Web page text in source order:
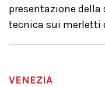
presentazione della
tecnica sui merletti
VENEZIA